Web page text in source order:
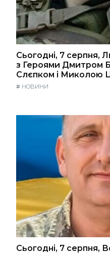
Сьогодні, 7 серпня,
з Героями Дмитром
Слєпком і Миколою
# НОВИНИ
Сьогодні, 7 серпня,